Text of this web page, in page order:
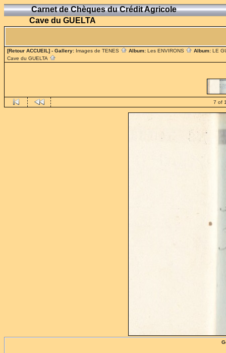
Carnet de Chèques du Crédit Agricole
Cave du GUELTA
[Retour ACCUEIL] - Gallery: Images de TENES Album: Les ENVIRONS Album: LE
Cave du GUELTA
7 of